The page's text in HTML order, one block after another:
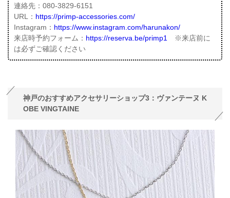
連絡先：080-3829-6151
URL： https://primp-accessories.com/
Instagram： https://www.instagram.com/harunakon/
来店時予約フォーム： https://reserva.be/primp1 ※来店前に
は必ずご確認ください
神戸のおすすめアクセサリーショップ3：ヴァンテーヌ K
OBE VINGTAINE